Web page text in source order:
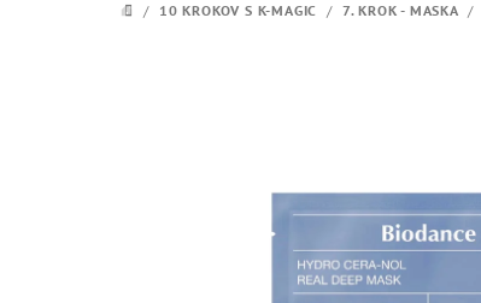
DOMOV
/ 10 KROKOV S K-MAGIC / 7. KROK - MASKA /